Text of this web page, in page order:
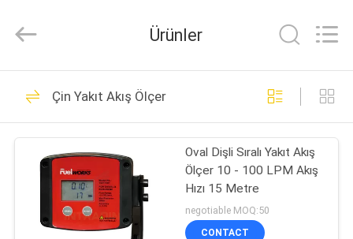
ÜRÜN:%
VIDEOLAR
Reserved.
Pnömatik Yağ
Pompası
27
Ürünler
Çin Yakıt Akış Ölçer
Oval Dişli Sıralı Yakıt Akış
Ölçer 10 - 100 LPM Akış
Hızı 15 Metre
negotiable MOQ:50
CONTACT